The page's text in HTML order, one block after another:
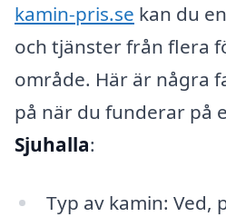
kamin-pris.se kan du
och tjänster från flera
område. Här är några
på när du funderar på
Sjuhalla:
Typ av kamin: Ved,